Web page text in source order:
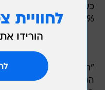
כעת צפוי מדד המחירים
3.8% בשנת 2009 וב-3% ב-12 החודשים הקרובים.
"חשוב לציין כי קיימת
הנובעת מעצמת העלאת